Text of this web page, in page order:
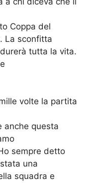
Coppa del
La sconfitta
tutta la vita.
volte la partita
anche questa
sempre detto
una
squadra e